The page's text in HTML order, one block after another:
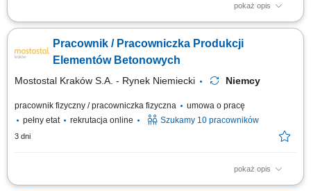
pokaż opis
Zakres obowiązków Czyszczenie szalunku po rozformowaniu, Włożenie
przy betonowaniu - wibrowanie, ściągnięcie beton.
Pracownik / Pracowniczka Produkcji
Elementów Betonowych
Mostostal Kraków S.A. - Rynek Niemiecki Niemcy
pracownik fizyczny / pracowniczka fizyczna
umowa o pracę
pełny etat
rekrutacja online Szukamy 10 pracowników
3 dni
pokaż opis
Opis stanowiska: Czyszczenie i przygotowywanie form do produkcji